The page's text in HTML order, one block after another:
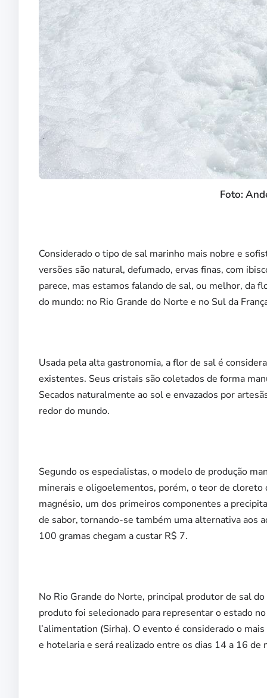
Foto:
Considerado o tipo de sal marinho mais nobre e
versões são natural, defumado, ervas finas, com
parece, mas estamos falando de sal, ou melhor, da
do mundo: no Rio Grande do Norte e no Sul da
Usada pela alta gastronomia, a flor de sal é
existentes. Seus cristais são coletados de forma
Secados naturalmente ao sol e envazados por
redor do mundo.
Segundo os especialistas, o modelo de produção
minerais e oligoelementos, porém, o teor de
magnésio, um dos primeiros componentes a
de sabor, tornando-se também uma alternativa aos
100 gramas chegam a custar R$ 7.
No Rio Grande do Norte, principal produtor de sal
produto foi selecionado para representar o estado
l’alimentation (Sirha). O evento é considerado o
e hotelaria e será realizado entre os dias 14 a 16 de